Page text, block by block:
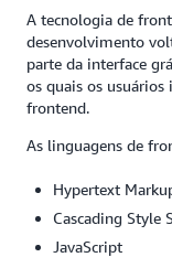
A tecnologia de
desenvolvimento
parte da interface
os quais os
frontend.
As linguagens de
Hypertext
Cascading Style
JavaScript